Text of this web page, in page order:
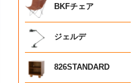
BKFチェア
ジェルデ
826STANDARD